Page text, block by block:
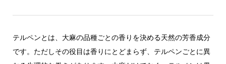
テルペンとは、大麻の品種ごとの香りを決める天然の芳香成分
です。ただしその役目は香りにとどまらず、テルペンごとに異